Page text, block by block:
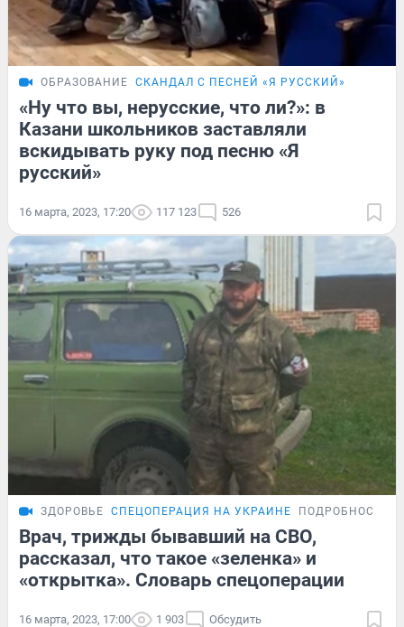
ОБРАЗОВАНИЕ СКАНДАЛ С ПЕСНЕЙ «Я РУССКИЙ»
«Ну что вы, нерусские, что ли?»: в
Казани школьников заставляли
вскидывать руку под песню «Я
русский»
16 марта, 2023, 17:20 117 123 526
ЗДОРОВЬЕ СПЕЦОПЕРАЦИЯ НА УКРАИНЕ ПОДРОБНОСТИ
Врач, трижды бывавший на СВО,
рассказал, что такое «зеленка» и
«открытка». Словарь спецоперации
16 марта, 2023, 17:00 1 903 Обсудить